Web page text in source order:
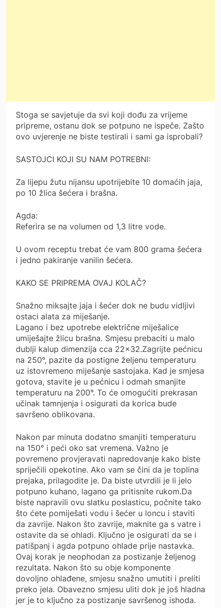
Stoga se savjetuje da svi koji dođu za vrijeme
pripreme, ostanu dok se potpuno ne ispeče. Zašto
ovo uvjerenje ne biste testirali i sami ga isprobali?
SASTOJCI KOJI SU NAM POTREBNI:
Za lijepu žutu nijansu upotrijebite 10 domaćih jaja,
po 10 žlica šećera i brašna.
Agda:
Referira se na volumen od 1,3 litre vode.
U ovom receptu trebat će vam 800 grama šećera
i jedno pakiranje vanilin šećera.
KAKO SE PRIPREMA OVAJ KOLAČ?
Snažno miksajte jaja i šećer dok ne budu vidljivi
ostaci alata za miješanje.
Lagano i bez upotrebe električne miješalice
umiješajte žlicu brašna. Smjesu prebaciti u malo
dublji kalup dimenzija cca 22×32.Zagrijte pećnicu
na 250°, pazite da postigne željenu temperaturu
uz istovremeno miješanje sastojaka. Kad je smjesa
gotova, stavite je u pećnicu i odmah smanjite
temperaturu na 200°. To će omogućiti prekrasan
učinak tamnjenja i osigurati da korica bude
savršeno oblikovana.
Nakon par minuta dodatno smanjiti temperaturu
na 150° i peći oko sat vremena. Važno je
povremeno provjeravati napredovanje kako biste
spriječili opekotine. Ako vam se čini da je toplina
prejaka, prilagodite je. Da biste utvrdili je li jelo
potpuno kuhano, lagano ga pritisnite rukom.Da
biste napravili ovu slatku poslasticu, počnite tako
što ćete pomiješati vodu i šećer u loncu i staviti
da zavrije. Nakon što zavrije, maknite ga s vatre i
ostavite da se ohladi. Ključno je osigurati da se i
patišpanj i agda potpuno ohlade prije nastavka.
Ovaj korak je neophodan za postizanje željenog
rezultata. Nakon što su obje komponente
dovoljno ohlađene, smjesu snažno umutiti i preliti
preko jela. Obavezno smjesu uliti dok je još hladna
jer je to ključno za postizanje savršenog ishoda.